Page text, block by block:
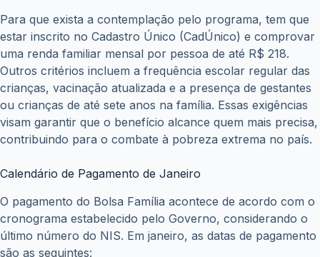
Para que exista a contemplação pelo programa, tem que
estar inscrito no Cadastro Único (CadÚnico) e comprovar
uma renda familiar mensal por pessoa de até R$ 218.
Outros critérios incluem a frequência escolar regular das
crianças, vacinação atualizada e a presença de gestantes
ou crianças de até sete anos na família. Essas exigências
visam garantir que o benefício alcance quem mais precisa,
contribuindo para o combate à pobreza extrema no país.
Calendário de Pagamento de Janeiro
O pagamento do Bolsa Família acontece de acordo com o
cronograma estabelecido pelo Governo, considerando o
último número do NIS. Em janeiro, as datas de pagamento
são as seguintes: